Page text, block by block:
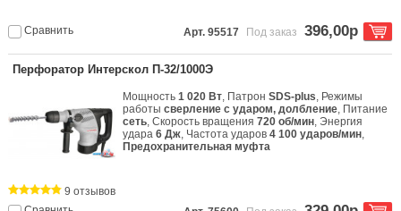
Сравнить Арт. 95517 Под заказ 396,00р
Перфоратор Интерскол П-32/1000Э
Мощность1 020 Вт, ПатронSDS-plus, Режимы
работысверление с ударом, долбление, Питание
сеть, Скорость вращения720 об/мин, Энергия
удара6 Дж, Частота ударов4 100 ударов/мин,
Предохранительная муфта
9 отзывов